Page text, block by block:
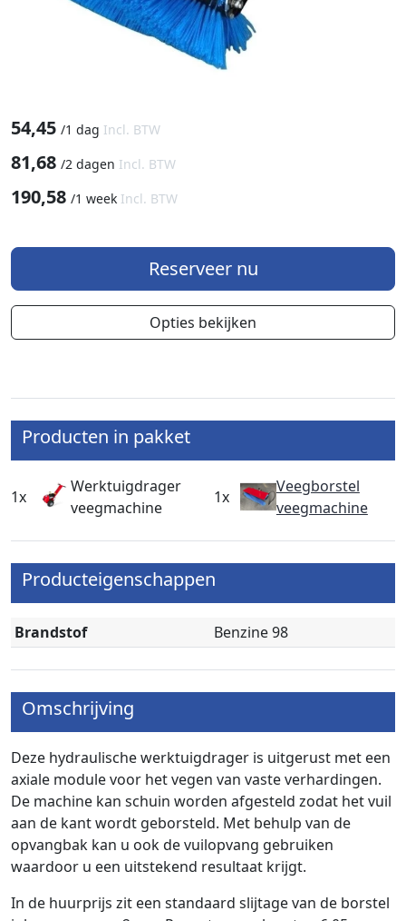
54,45 /1 dag Incl. BTW
81,68 /2 dagen Incl. BTW
190,58 /1 week Incl. BTW
Reserveer nu
Opties bekijken
Producten in pakket
1x
Werktuigdrager
veegmachine
1x
Veegborstel
veegmachine
Producteigenschappen
Brandstof Benzine 98
Omschrijving
Deze hydraulische werktuigdrager is uitgerust met een
axiale module voor het vegen van vaste verhardingen.
De machine kan schuin worden afgesteld zodat het vuil
aan de kant wordt geborsteld. Met behulp van de
opvangbak kan u ook de vuilopvang gebruiken
waardoor u een uitstekend resultaat krijgt.
In de huurprijs zit een standaard slijtage van de borstel